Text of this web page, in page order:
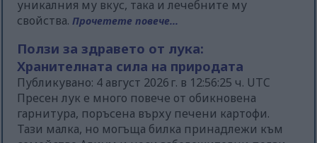
уникалния му вкус, така и лечебните му
свойства.Прочетете повече...
Ползи за здравето от лука:
Хранителната сила на природата
Публикувано: 4 август 2026 г. в 12:56:25 ч. UTC
Пресен лук е много повече от обикновена
гарнитура, поръсена върху печени картофи.
Тази малка, но могъща билка принадлежи към